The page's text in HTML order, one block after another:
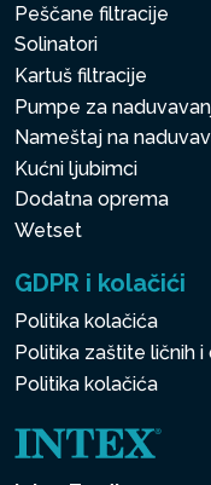
Peščane filtracije
Solinatori
Kartuš filtracije
Pumpe za
Nameštaj na
Kućni ljubimci
Dodatna oprema
Wetset
GDPR i kolačići
Politika kolačića
Politika zaštite ličnih
Politika kolačića